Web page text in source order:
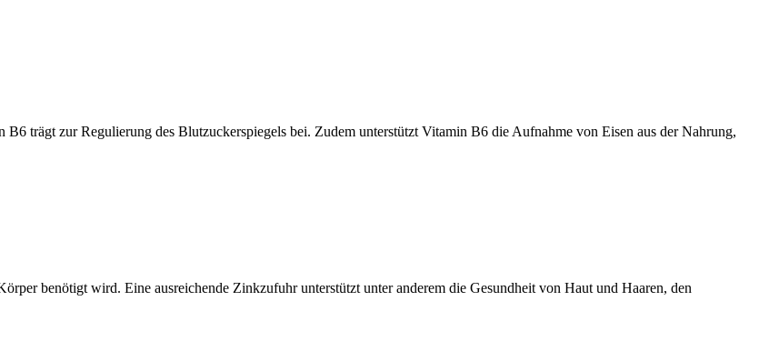
trägt zur Regulierung des Blutzuckerspiegels bei. Zudem unterstützt Vitamin B6 die Aufnahme von Eisen aus der Nahrung,
benötigt wird. Eine ausreichende Zinkzufuhr unterstützt unter anderem die Gesundheit von Haut und Haaren, den